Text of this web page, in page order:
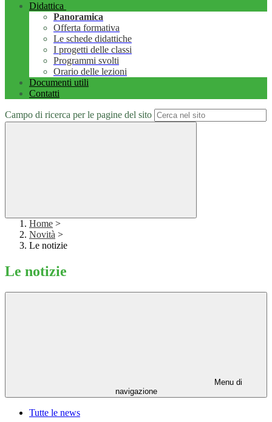
Didattica
Panoramica
Offerta formativa
Le schede didattiche
I progetti delle classi
Programmi svolti
Orario delle lezioni
Documenti utili
Contatti
Campo di ricerca per le pagine del sito
Home >
Novità >
Le notizie
Le notizie
Menu di
navigazione
Tutte le news